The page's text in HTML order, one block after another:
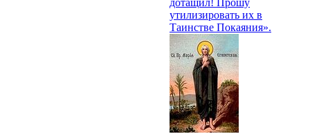
утилизировать их в
Таинстве Покаяния».